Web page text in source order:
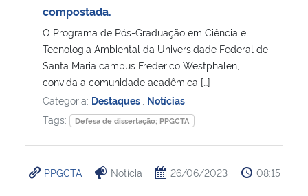
Secretaria-Geral
Secretaria de Governo
Gabinete de Segurança Institucional
Advocacia-Geral da União
compostada.
O Programa de Pós-Graduação em Ciência e
Tecnologia Ambiental da Universidade Federal de
Santa Maria campus Frederico Westphalen,
convida a comunidade acadêmica […]
Categoria: Destaques Notícias
Tags:
Defesa de dissertação; PPGCTA
PPGCTA Notícia 26/06/2023 08:15